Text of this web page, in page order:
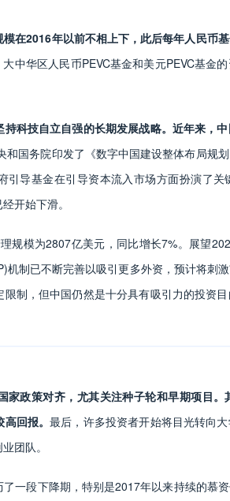
在2016年以前不相上下，此后每年人民币
中华区人民币PEVC基金和美元PEVC基金
科技自立自强的长期发展战略。近年来，
和国务院印发了《数字中国建设整体布局规
引导基金在引导资本流入市场方面扮演了
开始下滑。
规模为2807亿美元，同比增长7%。展望
机制已不断完善以吸引更多外资，预计将刺
制，但中国仍然是十分具有吸引力的投资
家政策对齐，尤其关注种子轮和早期项目
高回报。最后，许多投资者开始将目光转向
团队。
一段下降期，特别是2017年以来持续的慕